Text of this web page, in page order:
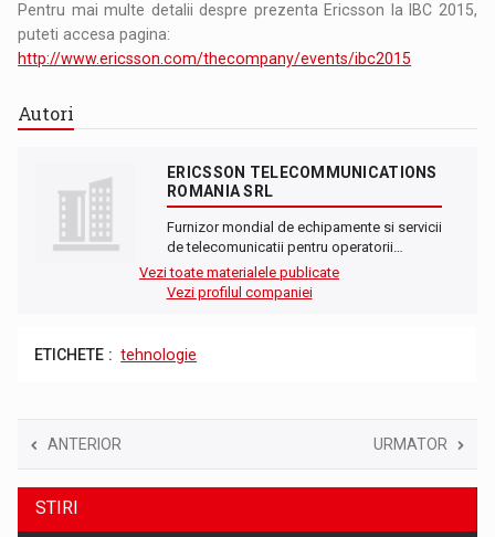
Pentru mai multe detalii despre prezenta Ericsson la IBC 2015,
puteti accesa pagina:
http://www.ericsson.com/thecompany/events/ibc2015
Autori
ERICSSON TELECOMMUNICATIONS
ROMANIA SRL
Furnizor mondial de echipamente si servicii
de telecomunicatii pentru operatorii…
Vezi toate materialele publicate
Vezi profilul companiei
ETICHETE : tehnologie
ANTERIOR URMATOR
STIRI